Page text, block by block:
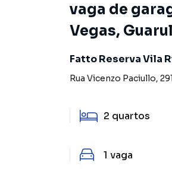
vaga de
Vegas,
Fatto Reserva Vila
Rua Vicenzo Paciullo, 291
2 quartos
1 vaga